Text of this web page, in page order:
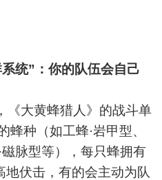
统”：你的队伍会自己
《大黄蜂猎人》的战斗单
种（如工蜂·岩甲型、
脉型等），每只蜂拥有
伏击，有的会主动为队